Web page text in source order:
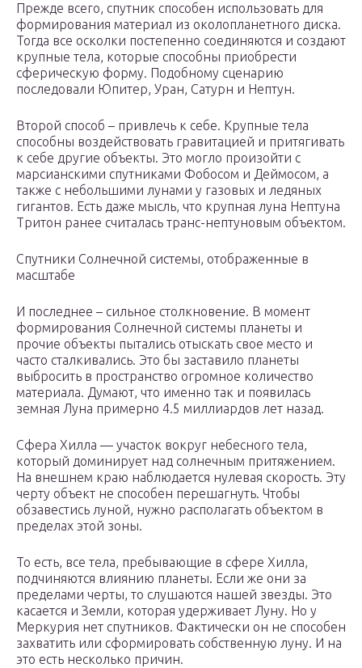
Прежде всего, спутник способен использовать для
формирования материал из околопланетного диска.
Тогда все осколки постепенно соединяются и создают
крупные тела, которые способны приобрести
сферическую форму. Подобному сценарию
последовали Юпитер, Уран, Сатурн и Нептун.
Второй способ – привлечь к себе. Крупные тела
способны воздействовать гравитацией и притягивать
к себе другие объекты. Это могло произойти с
марсианскими спутниками Фобосом и Деймосом, а
также с небольшими лунами у газовых и ледяных
гигантов. Есть даже мысль, что крупная луна Нептуна
Тритон ранее считалась транс-нептуновым объектом.
Спутники Солнечной системы, отображенные в
масштабе
И последнее – сильное столкновение. В момент
формирования Солнечной системы планеты и
прочие объекты пытались отыскать свое место и
часто сталкивались. Это бы заставило планеты
выбросить в пространство огромное количество
материала. Думают, что именно так и появилась
земная Луна примерно 4.5 миллиардов лет назад.
Сфера Хилла — участок вокруг небесного тела,
который доминирует над солнечным притяжением.
На внешнем краю наблюдается нулевая скорость. Эту
черту объект не способен перешагнуть. Чтобы
обзавестись луной, нужно располагать объектом в
пределах этой зоны.
То есть, все тела, пребывающие в сфере Хилла,
подчиняются влиянию планеты. Если же они за
пределами черты, то слушаются нашей звезды. Это
касается и Земли, которая удерживает Луну. Но у
Меркурия нет спутников. Фактически он не способен
захватить или сформировать собственную луну. И на
это есть несколько причин.